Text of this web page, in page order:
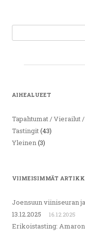
AIHEALUEET
Tapahtumat / Vierailut
Tastingit(43)
Yleinen(3)
VIIMEISIMMÄT
Joensuun viiniseuran
13.12.2025
16.12.2025
Erikoistasting: